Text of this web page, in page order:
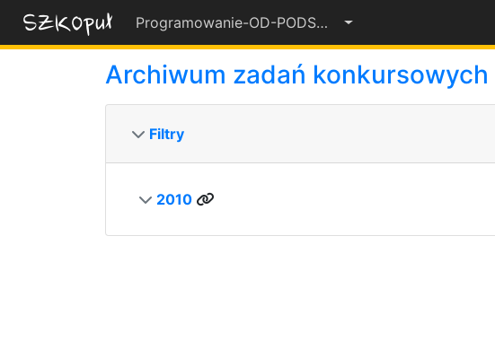
Programowanie-OD-PODSTAW-2022-23
55%
Archiwum zadań konkursowych
Filtry
2010